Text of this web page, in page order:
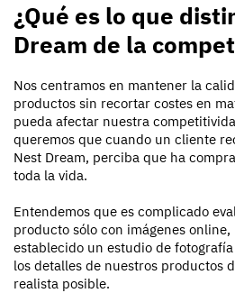
¿Qué es lo que
Dream de la
Nos centramos en mantener la
productos sin recortar costes en
pueda afectar nuestra
queremos que cuando un cliente
Nest Dream, perciba que ha
toda la vida.
Entendemos que es complicado
producto sólo con imágenes online,
establecido un estudio de
los detalles de nuestros productos
realista posible.